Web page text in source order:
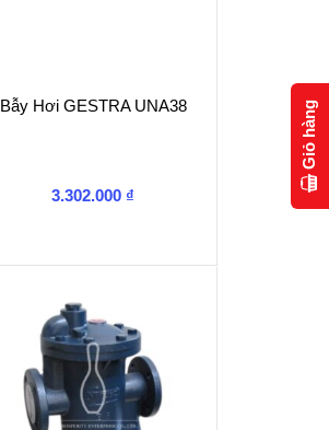
Bẫy Hơi GESTRA UNA38
3.302.000 ₫
Giỏ hàng